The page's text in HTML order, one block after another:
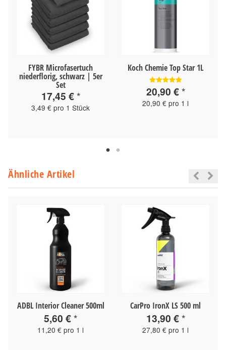
FYBR Microfasertuch
niederflorig, schwarz | 5er
Set
17,45 €*
3,49 € pro 1 Stück
Koch Chemie Top Star 1L
20,90 €*
20,90 € pro 1 l
Ähnliche Artikel
ADBL Interior Cleaner 500ml
5,60 €*
11,20 € pro 1 l
CarPro IronX LS 500 ml
13,90 €*
27,80 € pro 1 l